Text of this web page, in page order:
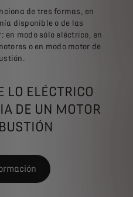
de tres formas, en
disponible o de las
en modo sólo eléctrico, en
o en modo motor de
LO ELÉCTRICO
DE UN MOTOR